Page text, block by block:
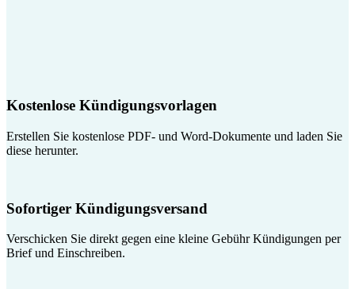
Kostenlose Kündigungsvorlagen
Erstellen Sie kostenlose PDF- und Word-Dokumente und laden Sie
diese herunter.
Sofortiger Kündigungsversand
Verschicken Sie direkt gegen eine kleine Gebühr Kündigungen per
Brief und Einschreiben.